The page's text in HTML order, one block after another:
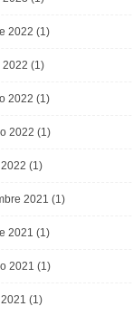
2022 (1)
(1)
2022 (1)
2022 (1)
(1)
2021 (1)
2021 (1)
2021 (1)
(1)